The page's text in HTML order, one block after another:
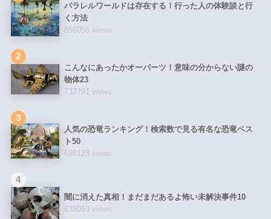
パラレルワールドは存在する！行った人の体験談と行
く方法
856056 views
2
こんなにあったかオーパーツ！意味の分からない謎の
物体23
732791 views
3
人気の恐竜ランキング！検索数で見る有名な恐竜ベス
ト50
698123 views
4
闇に消えた真相！まだまだあるよ怖い未解決事件10
638093 views